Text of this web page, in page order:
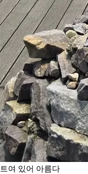
여 있어 아름다